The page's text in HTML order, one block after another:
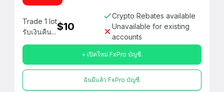
Trade 1 lot
รับเงินคืน...$10
Crypto Rebates available
Unavailable for existing
accounts
+ เปิดใหม่ FxPro บัญชี.
ฉันมีแล้ว FxPro บัญชี.